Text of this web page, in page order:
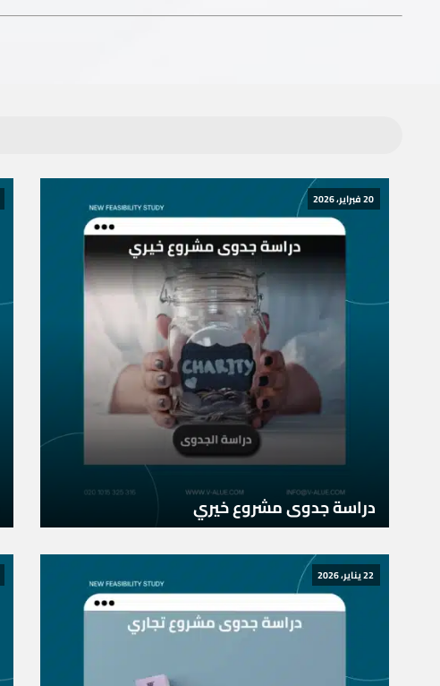
20 فبراير، 2026
دراسة جدوى مشروع خيري
22 يناير، 2026